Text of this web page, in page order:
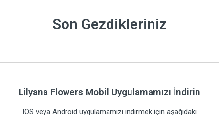
Son Gezdikleriniz
Lilyana Flowers Mobil Uygulamamızı İndirin
IOS veya Android uygulamamızı indirmek için aşağıdaki